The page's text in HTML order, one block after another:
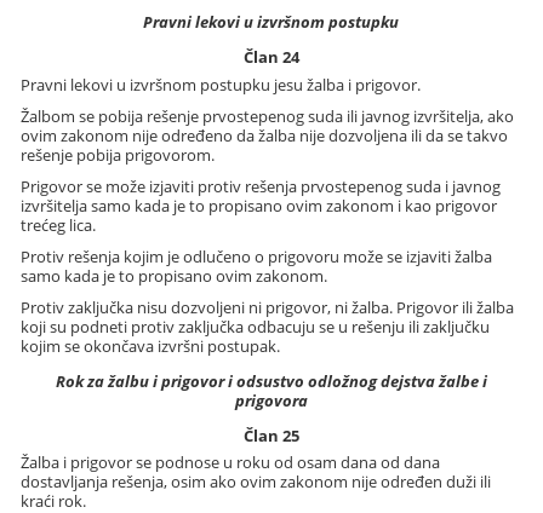
Pravni lekovi u izvršnom postupku
Član 24
Pravni lekovi u izvršnom postupku jesu žalba i prigovor.
Žalbom se pobija rešenje prvostepenog suda ili javnog izvršitelja, ako
ovim zakonom nije određeno da žalba nije dozvoljena ili da se takvo
rešenje pobija prigovorom.
Prigovor se može izjaviti protiv rešenja prvostepenog suda i javnog
izvršitelja samo kada je to propisano ovim zakonom i kao prigovor
trećeg lica.
Protiv rešenja kojim je odlučeno o prigovoru može se izjaviti žalba
samo kada je to propisano ovim zakonom.
Protiv zaključka nisu dozvoljeni ni prigovor, ni žalba. Prigovor ili žalba
koji su podneti protiv zaključka odbacuju se u rešenju ili zaključku
kojim se okončava izvršni postupak.
Rok za žalbu i prigovor i odsustvo odložnog dejstva žalbe i
prigovora
Član 25
Žalba i prigovor se podnose u roku od osam dana od dana
dostavljanja rešenja, osim ako ovim zakonom nije određen duži ili
kraći rok.